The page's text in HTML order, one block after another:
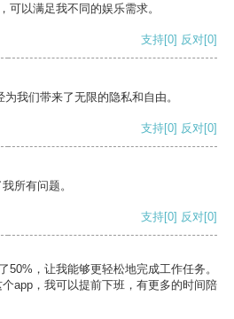
可以满足我不同的娱乐需求。
支持[0] 反对[0]
我们带来了无限的隐私和自由。
支持[0] 反对[0]
所有问题。
支持[0] 反对[0]
50%，让我能够更轻松地完成工作任务。
app，我可以提前下班，有更多的时间陪